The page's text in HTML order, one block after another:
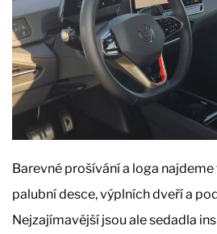
Barevné prošívání a loga
palubní desce, výplních dveří a
Nejzajímavější jsou ale sedadla